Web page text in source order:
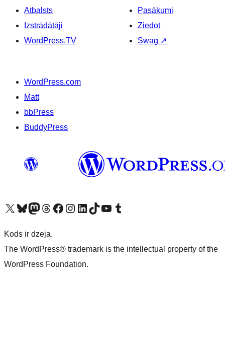
Atbalsts
Izstrādātāji
WordPress.TV
Pasākumi
Ziedot
Swag ↗
WordPress.com
Matt
bbPress
BuddyPress
Apmeklējiet mūsu X (agrāk Twitter) kontu
Apmeklējiet mūsu Bluesky kontu
Apmeklējiet mūsu Mastodon kontu
Apmeklējiet mūsu Threads kontu
Apmeklējiet mūsu Facebook lapuApmeklējiet mūsu Instagram kontu
Apmeklējiet mūsu LinkedIn kontu
Apmeklējiet mūsu TikTok kontu
Apmeklējiet mūsu YouTube kanālu
Apmeklējiet mūsu Tumblr kontu
Kods ir dzeja.
The WordPress® trademark is the intellectual property of the
WordPress Foundation.